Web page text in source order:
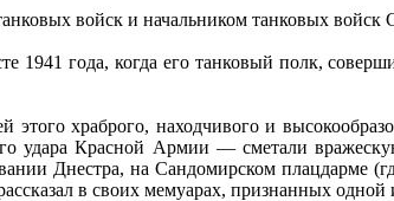
войск и начальником танковых войск
1941 года, когда его танковый полк,
этого храброго, находчивого и
удара Красной Армии — сметали
Днестра, на Сандомирском плацдарме
в своих мемуарах, признанных